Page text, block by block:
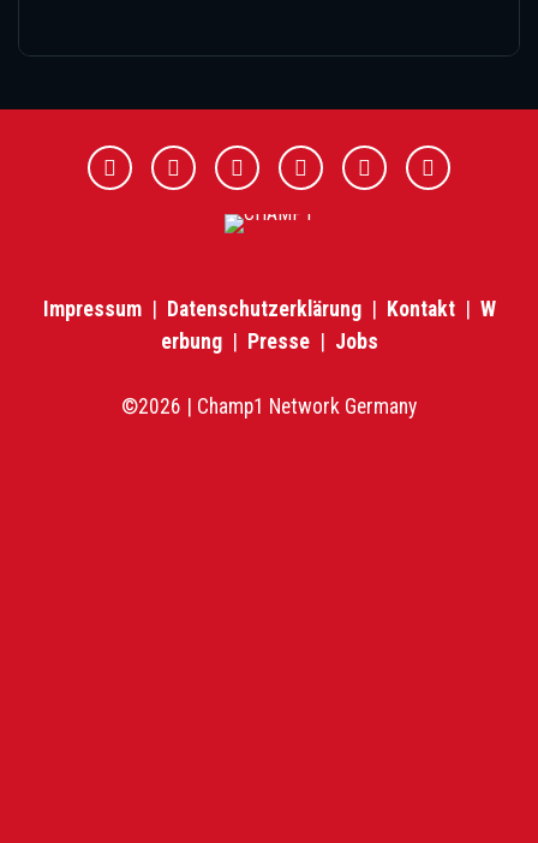
Impressum| Datenschutzerklärung| Kontakt| W
erbung| Presse| Jobs
©2026 | Champ1 Network Germany